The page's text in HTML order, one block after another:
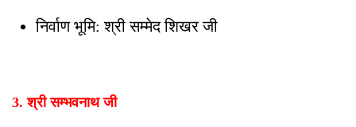
निर्वाण भूमि: श्री सम्मेद शिखर जी
3. श्री सम्भवनाथ जी